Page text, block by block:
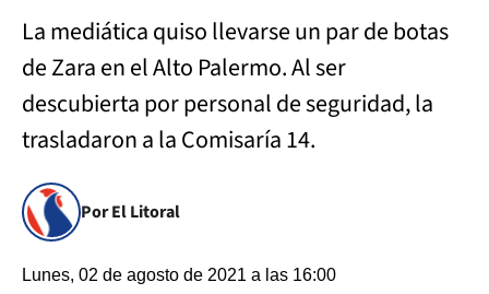
La mediática quiso llevarse un par de botas
de Zara en el Alto Palermo. Al ser
descubierta por personal de seguridad, la
trasladaron a la Comisaría 14.
Por El Litoral
Lunes, 02 de agosto de 2021 a las 16:00